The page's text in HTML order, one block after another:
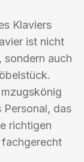
Klaviers
ist nicht
sondern auch
Personal, das
richtigen